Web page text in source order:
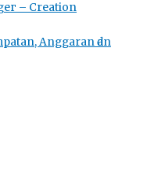
– Creation
Anggaran ԁаn